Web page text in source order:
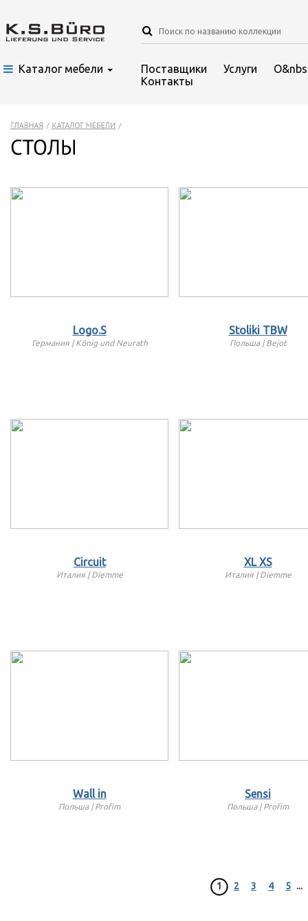
Каталог мебели Поставщики Услуги
Контакты
Logo.S
Германия | König und Neurath
Stoliki TBW
Польша | Bejot
Circuit
Италия | Diemme
XL XS
Италия | Diemme
Wall in
Польша | Profim
Sensi
Польша | Profim
1 2 3 4 5 ...